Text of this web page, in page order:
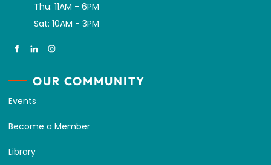
Thu: 11AM - 6PM
Sat: 10AM - 3PM
OUR COMMUNITY
Events
Become a Member
Library